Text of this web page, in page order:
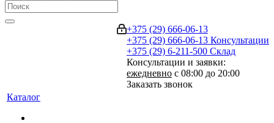
+375 (29) 666-06-13
+375 (29) 666-06-13 Консультации
+375 (29) 6-211-500 Склад
Консультации и заявки:
ежедневно с 08:00 до 20:00
Заказать звонок
Каталог